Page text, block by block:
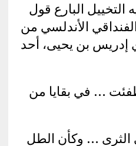
البارع قول
الأندلسي من
إدريس بن يحيى، أحد
… في بقايا من
… وكأن الطل